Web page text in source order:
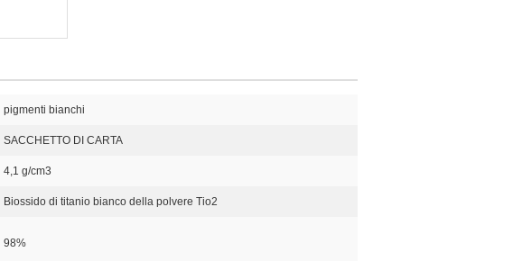
pigmenti bianchi
SACCHETTO DI CARTA
4,1 g/cm3
Biossido di titanio bianco della polvere Tio2
98%